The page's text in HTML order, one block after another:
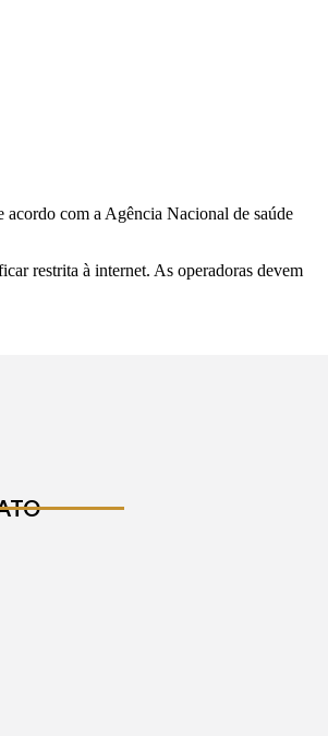
acordo com a Agência Nacional de saúde
restrita à internet. As operadoras devem